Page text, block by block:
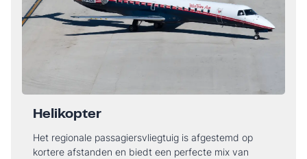
Helikopter
Het regionale passagiersvliegtuig is afgestemd op
kortere afstanden en biedt een perfecte mix van